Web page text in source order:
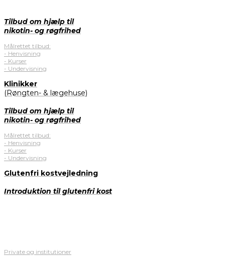
Tilbud om hjælp til
nikotin- og røgfrihed
Målrettet tilbud:
- Henvisning
- Kurser
- Undervisning
Klinikker
(Røngten- & lægehuse)
Tilbud om hjælp til
nikotin- og røgfrihed
Målrettet tilbud:
- Henvisning
- Kurser
- Undervisning
Glutenfri kostvejledning
Introduktion til glutenfri kost
Private og institutioner